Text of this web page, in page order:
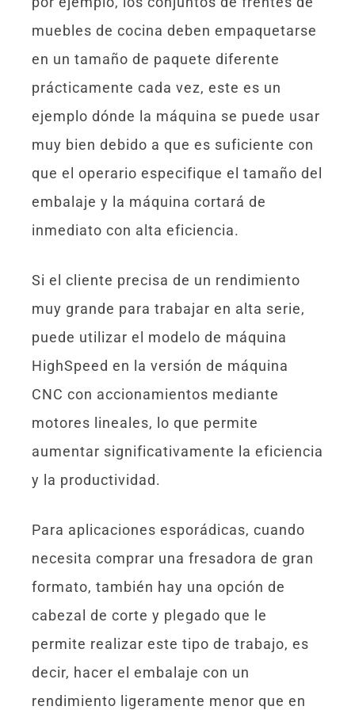
muebles de cocina deben empaquetarse
en un tamaño de paquete diferente
prácticamente cada vez, este es un
ejemplo dónde la máquina se puede usar
muy bien debido a que es suficiente con
que el operario especifique el tamaño del
embalaje y la máquina cortará de
inmediato con alta eficiencia.
Si el cliente precisa de un rendimiento
muy grande para trabajar en alta serie,
puede utilizar el modelo de máquina
HighSpeed en la versión de máquina
CNC con accionamientos mediante
motores lineales, lo que permite
aumentar significativamente la eficiencia
y la productividad.
Para aplicaciones esporádicas, cuando
necesita comprar una fresadora de gran
formato, también hay una opción de
cabezal de corte y plegado que le
permite realizar este tipo de trabajo, es
decir, hacer el embalaje con un
rendimiento ligeramente menor que en